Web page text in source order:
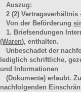
Auszug:
2 (2)
Von der Beförderung
1. Briefsendungen
(Waren), enthalten.
Unbeschadet der
lediglich schriftliche,
und Informationen
(Dokumente) erlaubt.
nachfolgenden